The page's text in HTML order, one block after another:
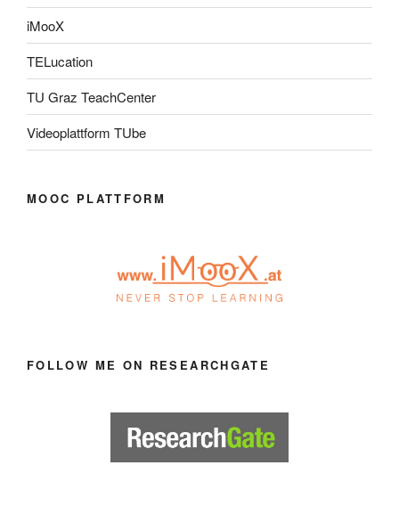
iMooX
TELucation
TU Graz TeachCenter
Videoplattform TUbe
MOOC PLATTFORM
FOLLOW ME ON RESEARCHGATE